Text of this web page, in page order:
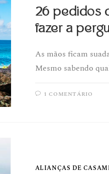
26 pedidos
fazer a
As mãos ficam
Mesmo sabendo
1 COMENTÁRIO
ALIANÇAS DE